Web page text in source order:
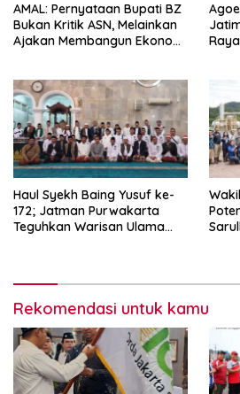
AMAL: Pernyataan Bupati BZ
Bukan Kritik ASN, Melainkan
Ajakan Membangun Ekonomi
Haul Syekh Baing Yusuf ke-
172; Jatman Purwakarta
Teguhkan Warisan Ulama
Rekomendasi untuk kamu